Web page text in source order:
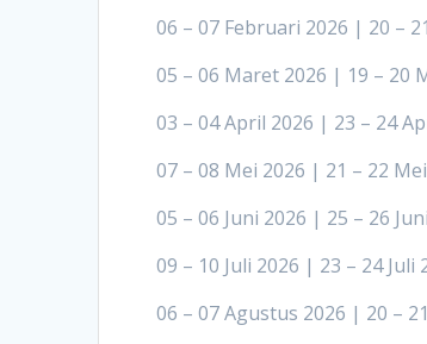
06 – 07 Februari 2026 | 20 –
05 – 06 Maret 2026 | 19 – 20
03 – 04 April 2026 | 23 – 24
07 – 08 Mei 2026 | 21 – 22
05 – 06 Juni 2026 | 25 – 26
09 – 10 Juli 2026 | 23 – 24 Juli
06 – 07 Agustus 2026 | 20 –